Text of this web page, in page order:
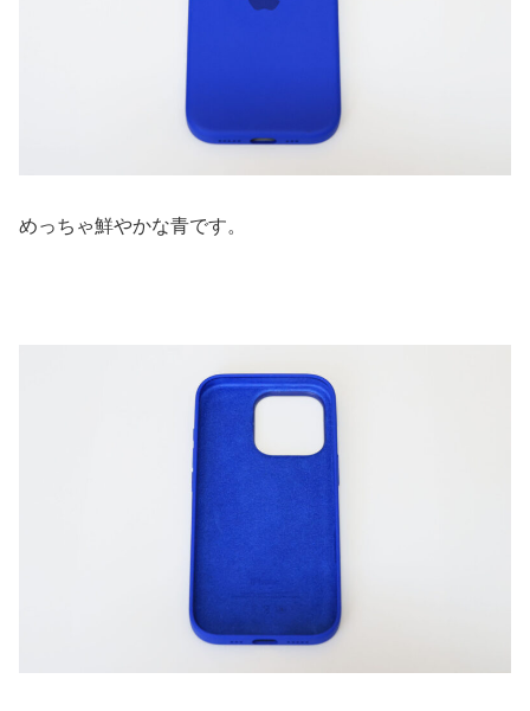
めっちゃ鮮やかな青です。